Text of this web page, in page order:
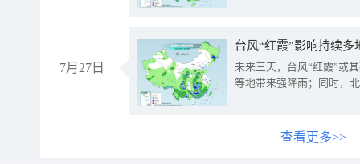
7月27日
台风“红霞”影响持续
未来三天，台风“红霞”或
等地带来强降雨；同时，
查看更多>>